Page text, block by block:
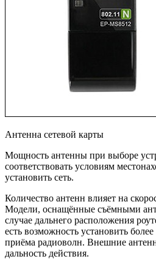
Антенна сетевой карты
Мощность антенны при выборе
соответствовать условиям
установить сеть.
Количество антенн влияет на
Модели, оснащённые съёмными
случае дальнего расположения
есть возможность установить
приёма радиоволн. Внешние
дальность действия.